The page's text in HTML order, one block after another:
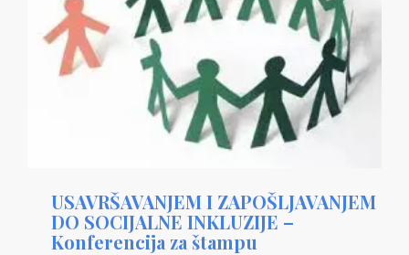
USAVRŠAVANJEM I ZAPOŠLJAVANJEM
DO SOCIJALNE INKLUZIJE –
Konferencija za štampu